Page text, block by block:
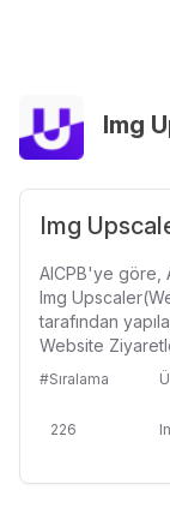
Img
Img
AICPB'ye göre,
Img
tarafından
Website
#Sıralama
226